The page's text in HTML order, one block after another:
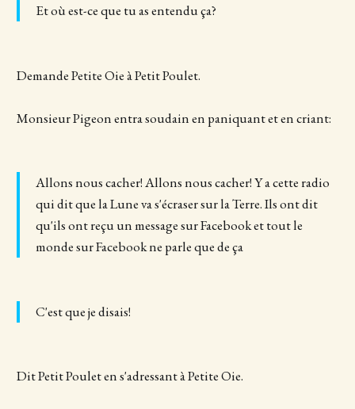
Et où est-ce que tu as entendu ça?
Demande Petite Oie à Petit Poulet.
Monsieur Pigeon entra soudain en paniquant et en criant:
Allons nous cacher! Allons nous cacher! Y a cette radio
qui dit que la Lune va s'écraser sur la Terre. Ils ont dit
qu'ils ont reçu un message sur Facebook et tout le
monde sur Facebook ne parle que de ça
C'est que je disais!
Dit Petit Poulet en s'adressant à Petite Oie.